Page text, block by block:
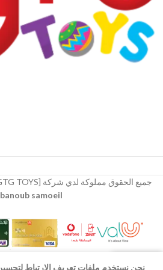
جميع الحقوق مملوكة لدي شركة [GTG TOYS]
samoeil
نحن نستخدم ملفات تعريف الارتباط